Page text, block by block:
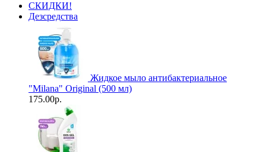
СКИДКИ!
Дезсредства
Жидкое мыло антибактериальное
"Milana" Original (500 мл)
175.00р.